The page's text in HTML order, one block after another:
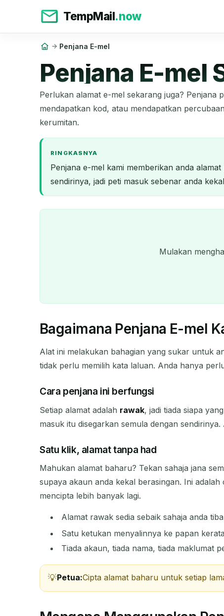
TempMail.now
Penjana E-mel
Penjana E-mel
Perlukan alamat e-mel sekarang juga? Penjana
mendapatkan kod, atau mendapatkan
kerumitan.
RINGKASNYA
Penjana e-mel kami memberikan anda
sendirinya, jadi peti masuk sebenar anda
Mulakan
PENGIRIM
Bagaimana Penjana E-mel
Alat ini melakukan bahagian yang sukar untuk
tidak perlu memilih kata laluan. Anda hanya
Cara penjana ini berfungsi
Setiap alamat adalah rawak, jadi tiada siapa
masuk itu disegarkan semula dengan
Satu klik, alamat tanpa had
Mahukan alamat baharu? Tekan sahaja jana
supaya akaun anda kekal berasingan. Ini
mencipta lebih banyak lagi.
Alamat rawak sedia sebaik sahaja anda tiba
Satu ketukan menyalinnya ke papan
Tiada akaun, tiada nama, tiada maklumat
Petua:Cipta alamat baharu untuk setiap